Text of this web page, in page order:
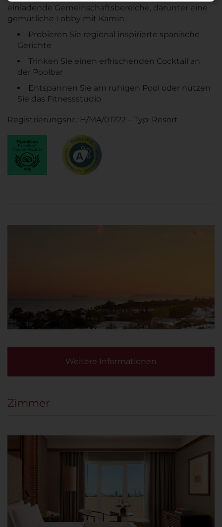
einladende Gemeinschaftsbereiche, darunter eine
gemütliche Lobby mit Kamin.
Probieren Sie regional inspirierte spanische
Gerichte
Trinken Sie einen erfrischenden Cocktail an
der Poolbar
Entspannen Sie am ruhigen Pool oder nutzen
Sie das Fitnessstudio
Registrierungsnr.: H/MA/01722 – Typ: Resort
Weitere Informationen
Zimmer